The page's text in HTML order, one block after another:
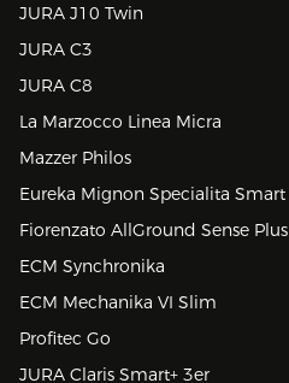
JURA J10 Twin
JURA C3
JURA C8
La Marzocco Linea Micra
Mazzer Philos
Eureka Mignon Specialita Smart
Fiorenzato AllGround Sense Plus
ECM Synchronika
ECM Mechanika VI Slim
Profitec Go
JURA Claris Smart+ 3er